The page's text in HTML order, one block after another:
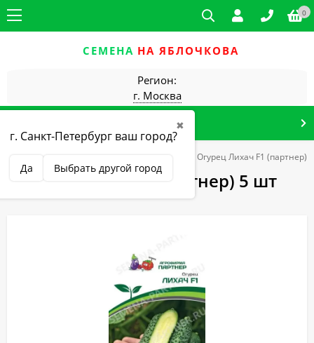
0
СЕМЕНА НА ЯБЛОЧКОВА
Регион:
г. Москва
✖
г. Санкт-Петербург ваш город?
Да Выбрать другой город
для закрытого грунта (самоопыляемые) Огурец Лихач F1 (партнер)
Огурец Лихач F1 (партнер) 5 шт